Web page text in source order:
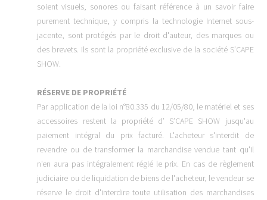
soient visuels, sonores ou faisant référence à un savoir faire
purement technique, y compris la technologie Internet sous-
jacente, sont protégés par le droit d'auteur, des marques ou
des brevets. Ils sont la propriété exclusive de la société S’CAPE
SHOW.
RÉSERVE DE PROPRIÉTÉ
Par application de la loi n°80.335 du 12/05/80, le matériel et ses
accessoires restent la propriété d’ S’CAPE SHOW jusqu'au
paiement intégral du prix facturé. L'acheteur s'interdit de
revendre ou de transformer la marchandise vendue tant qu'il
n'en aura pas intégralement réglé le prix. En cas de règlement
judiciaire ou de liquidation de biens de l'acheteur, le vendeur se
réserve le droit d'interdire toute utilisation des marchandises